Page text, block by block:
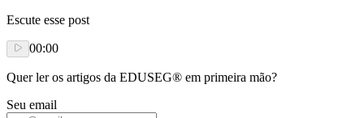
Escute esse post
00:00
Quer ler os artigos da EDUSEG® em primeira mão?
Seu email